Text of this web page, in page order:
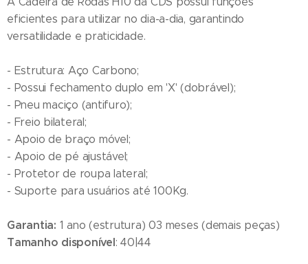
eficientes para utilizar no dia-a-dia, garantindo
versatilidade e praticidade.
- Estrutura: Aço Carbono;
- Possui fechamento duplo em 'X' (dobrável);
- Pneu maciço (antifuro);
- Freio bilateral;
- Apoio de braço móvel;
- Apoio de pé ajustável;
- Protetor de roupa lateral;
- Suporte para usuários até 100Kg.
Garantia: 1 ano (estrutura) 03 meses (demais peças)
Tamanho disponível: 40|44